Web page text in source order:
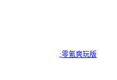
·零氪爽玩版